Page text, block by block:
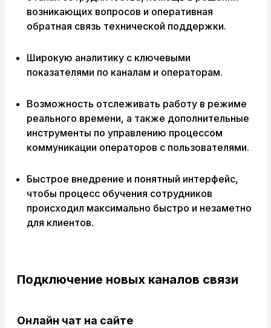
возникающих вопросов и оперативная
обратная связь технической поддержки.
Широкую аналитику с ключевыми
показателями по каналам и операторам.
Возможность отслеживать работу в режиме
реального времени, а также дополнительные
инструменты по управлению процессом
коммуникации операторов с пользователями.
Быстрое внедрение и понятный интерфейс,
чтобы процесс обучения сотрудников
происходил максимально быстро и незаметно
для клиентов.
Подключение новых каналов связи
Онлайн чат на сайте